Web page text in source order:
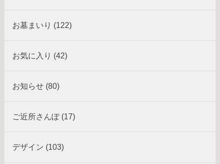
お墓まいり (122)
お気に入り (42)
お知らせ (80)
ご近所さんぽ (17)
デザイン (103)